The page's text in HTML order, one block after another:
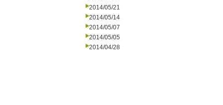
2014/05/21
2014/05/14
2014/05/07
2014/05/05
2014/04/28